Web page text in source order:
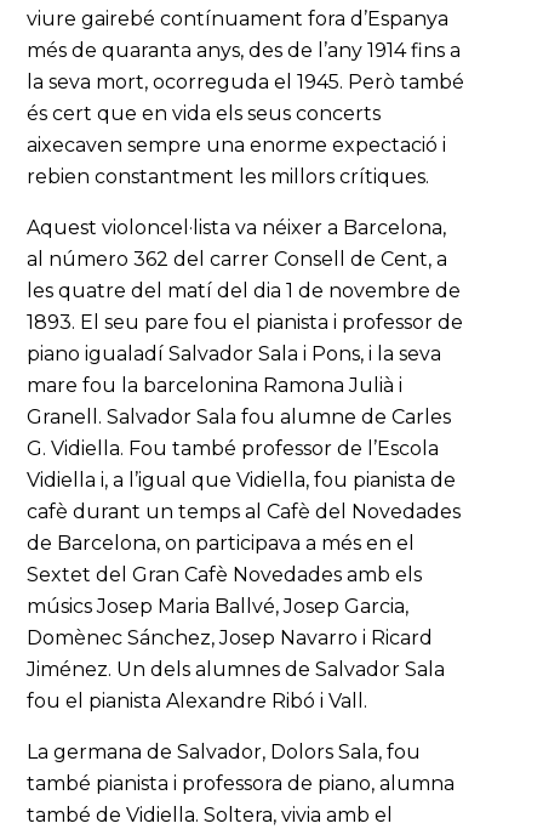
viure gairebé contínuament fora d’Espanya
més de quaranta anys, des de l’any 1914 fins a
la seva mort, ocorreguda el 1945. Però també
és cert que en vida els seus concerts
aixecaven sempre una enorme expectació i
rebien constantment les millors crítiques.
Aquest violoncel·lista va néixer a Barcelona,
al número 362 del carrer Consell de Cent, a
les quatre del matí del dia 1 de novembre de
1893. El seu pare fou el pianista i professor de
piano igualadí Salvador Sala i Pons, i la seva
mare fou la barcelonina Ramona Julià i
Granell. Salvador Sala fou alumne de Carles
G. Vidiella. Fou també professor de l’Escola
Vidiella i, a l’igual que Vidiella, fou pianista de
cafè durant un temps al Cafè del Novedades
de Barcelona, on participava a més en el
Sextet del Gran Cafè Novedades amb els
músics Josep Maria Ballvé, Josep Garcia,
Domènec Sánchez, Josep Navarro i Ricard
Jiménez. Un dels alumnes de Salvador Sala
fou el pianista Alexandre Ribó i Vall.
La germana de Salvador, Dolors Sala, fou
també pianista i professora de piano, alumna
també de Vidiella. Soltera, vivia amb el